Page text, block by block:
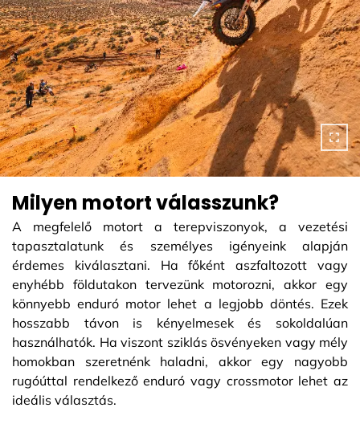
Milyen motort válasszunk?
A megfelelő motort a terepviszonyok, a vezetési
tapasztalatunk és személyes igényeink alapján
érdemes kiválasztani. Ha főként aszfaltozott vagy
enyhébb földutakon tervezünk motorozni, akkor egy
könnyebb enduró motor lehet a legjobb döntés. Ezek
hosszabb távon is kényelmesek és sokoldalúan
használhatók. Ha viszont sziklás ösvényeken vagy mély
homokban szeretnénk haladni, akkor egy nagyobb
rugóúttal rendelkező enduró vagy crossmotor lehet az
ideális választás.